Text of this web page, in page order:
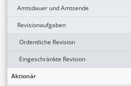
Amtsdauer und Amtsende
Revisionaufgaben
Ordentliche Revision
Eingeschränkte Revision
Aktionär